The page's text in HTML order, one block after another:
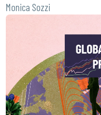
Monica Sozzi